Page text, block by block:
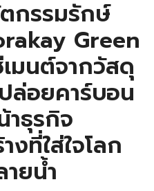
กรรมรักษ์
Green
มนต์จากวัสดุ
ล่อยคาร์บอน
ธุรกิจ
ที่ใส่ใจโลก
ยน้ำ